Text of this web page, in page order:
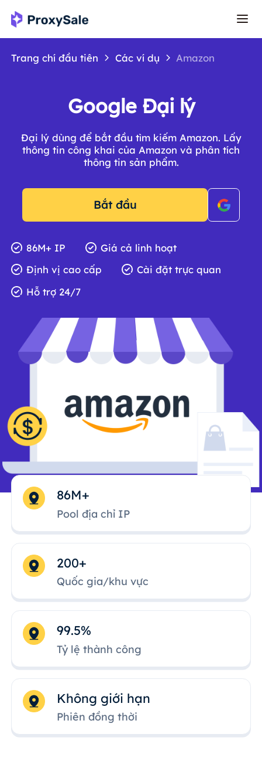
Trang chí đầu tiên Các ví dụ Amazon
Google Đại lý
Đại lý dùng để bắt đầu tìm kiếm Amazon. Lấy
thông tin công khai của Amazon và phân tích
thông tin sản phẩm.
Bắt đầu
86M+ IP
Giá cả linh hoạt
Định vị cao cấp
Cài đặt trực quan
Hỗ trợ 24/7
86M+
Pool địa chỉ IP
200+
Quốc gia/khu vực
99.5%
Tỷ lệ thành công
Không giới hạn
Phiên đồng thời